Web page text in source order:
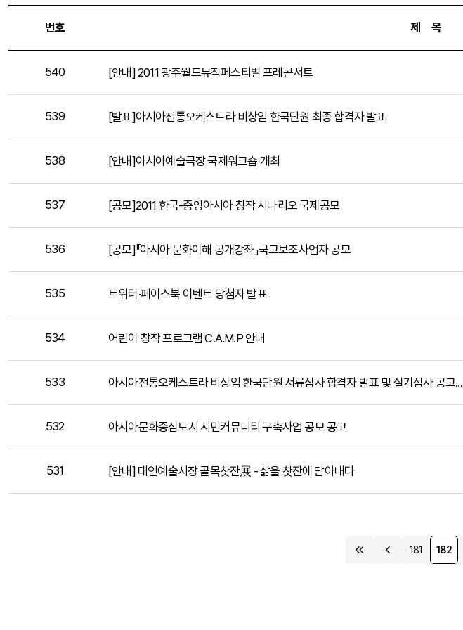
번호 제 목
540 [안내] 2011 광주월드뮤직페스티벌 프레콘서트
539 [발표]아시아전통오케스트라 비상임 한국단원 최종 합격자 발표
538 [안내]아시아예술극장 국제워크숍 개최
537 [공모]2011 한국-중앙아시아 창작 시나리오 국제공모
536 [공모]『아시아 문화이해 공개강좌』국고보조사업자 공모
535 트위터·페이스북 이벤트 당첨자 발표
534 어린이 창작 프로그램 C.A.M.P 안내
533 아시아전통오케스트라 비상임 한국단원 서류심사 합격자 발표 및 실기심사 공고...
532 아시아문화중심도시 시민커뮤니티 구축사업 공모 공고
531 [안내] 대인예술시장 골목찻잔展 - 삶을 찻잔에 담아내다
181 182